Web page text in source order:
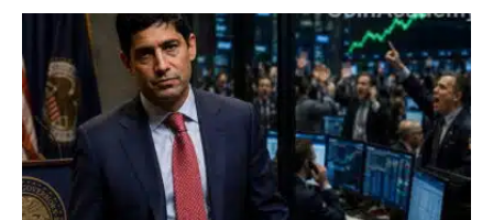
Emploi américain : 23 000 postes détruits en juillet, les